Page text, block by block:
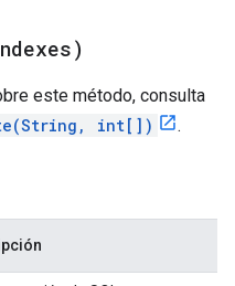
este método, consulta
int[])
.